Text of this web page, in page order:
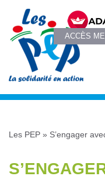
ACCÈS
Les PEP » S’engager